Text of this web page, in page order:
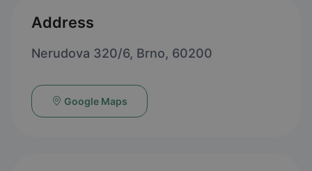
Address
Nerudova 320/6, Brno, 60200
Google Maps